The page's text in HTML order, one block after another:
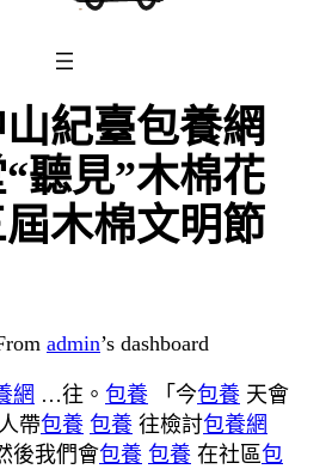
紀臺包養網
聽見”木棉花
木棉文明節
admin’s dashboard
網 …往。 包養 「今包養 天會
人帶包養 包養 往檢討包養網
後我們會包養 包養 在社區包